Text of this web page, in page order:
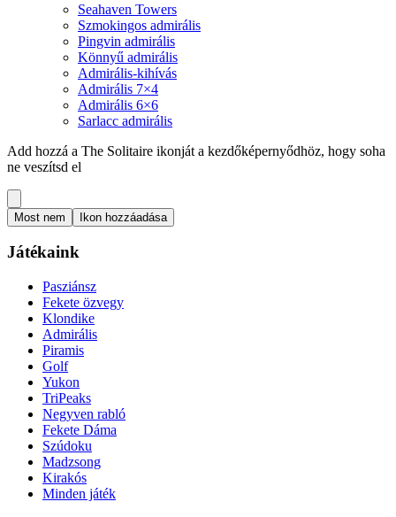
Seahaven Towers
Szmokingos admirális
Pingvin admirális
Könnyű admirális
Admirális-kihívás
Admirális 7×4
Admirális 6×6
Sarlacc admirális
Add hozzá a The Solitaire ikonját a kezdőképernyődhöz, hogy soha
ne veszítsd el
Most nem Ikon hozzáadása
Játékaink
Pasziánsz
Fekete özvegy
Klondike
Admirális
Piramis
Golf
Yukon
TriPeaks
Negyven rabló
Fekete Dáma
Szúdoku
Madzsong
Kirakós
Minden játék